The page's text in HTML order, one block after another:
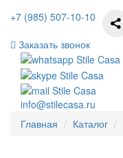
+7 (985) 507-10-10
Заказать звонок
info@stilecasa.ru
Главная
Каталог